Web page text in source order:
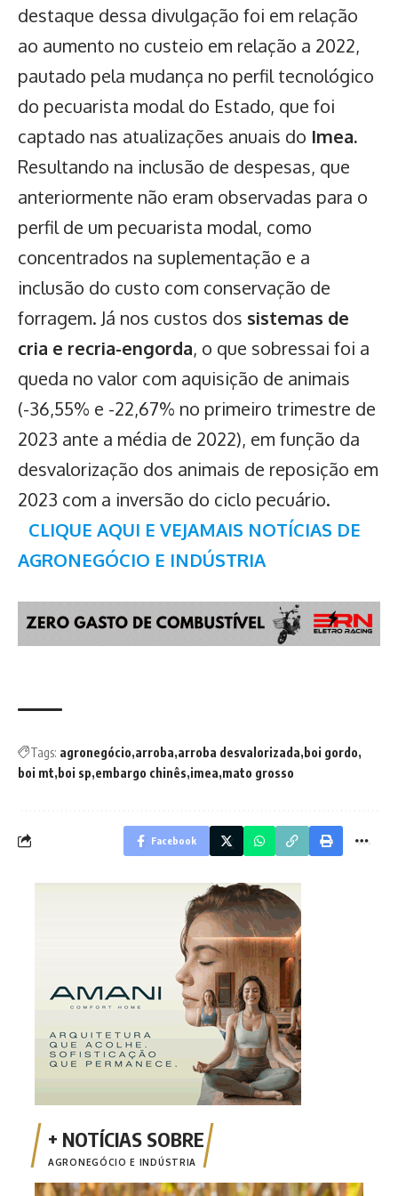
destaque dessa divulgação foi em relação
ao aumento no custeio em relação a 2022,
pautado pela mudança no perfil tecnológico
do pecuarista modal do Estado, que foi
captado nas atualizações anuais do Imea.
Resultando na inclusão de despesas, que
anteriormente não eram observadas para o
perfil de um pecuarista modal, como
concentrados na suplementação e a
inclusão do custo com conservação de
forragem. Já nos custos dos sistemas de
cria e recria-engorda, o que sobressai foi a
queda no valor com aquisição de animais
(-36,55% e -22,67% no primeiro trimestre de
2023 ante a média de 2022), em função da
desvalorização dos animais de reposição em
2023 com a inversão do ciclo pecuário.
CLIQUE AQUI E VEJAMAIS NOTÍCIAS DE
AGRONEGÓCIO E INDÚSTRIA
Tags: agronegócio arroba arroba desvalorizada boi gordo
boi mt boi sp embargo chinês imea mato grosso
Facebook
AGRONEGÓCIO E INDÚSTRIA